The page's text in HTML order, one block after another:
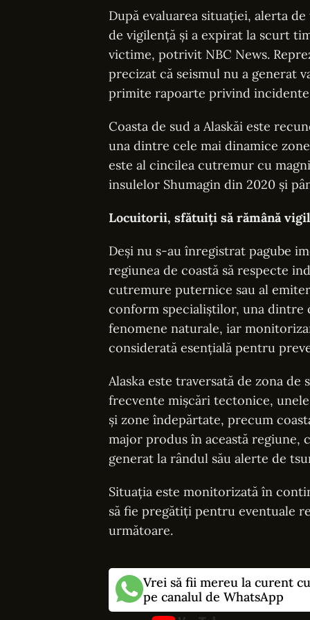
După evaluarea situației, alerta
de vigilență și a expirat la scurt
victime, potrivit NBC News.
precizat că seismul nu a generat
primite rapoarte privind
Coasta de sud a Alaskăi este
una dintre cele mai dinamice
este al cincilea cutremur cu
insulelor Shumagin din 2020 și
Locuitorii, sfătuiți să rămână
Deși nu s-au înregistrat pagube
regiunea de coastă să respecte
cutremure puternice sau al
conform specialiștilor, una dintre
fenomene naturale, iar
considerată esențială pentru
Alaska este traversată de zona
frecvente mișcări tectonice,
și zone îndepărtate, precum
major produs în această regiune,
generat la rândul său alerte de
Situația este monitorizată în
să fie pregătiți pentru eventuale
următoare.
Vrei să fii mereu la curent
pe canalul de WhatsApp